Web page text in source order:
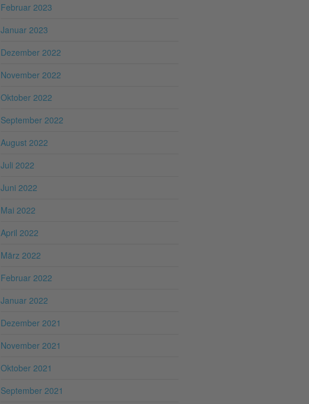
Februar 2023
Januar 2023
Dezember 2022
November 2022
Oktober 2022
September 2022
August 2022
Juli 2022
Juni 2022
Mai 2022
April 2022
März 2022
Februar 2022
Januar 2022
Dezember 2021
November 2021
Oktober 2021
September 2021